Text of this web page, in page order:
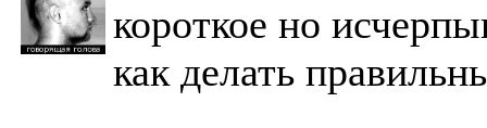
короткое но
как делать